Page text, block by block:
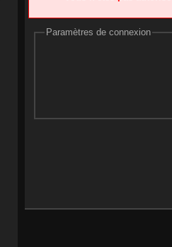
Paramètres de connexion